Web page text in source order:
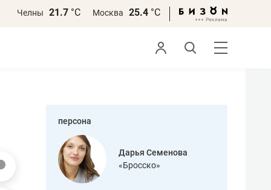
Челны 21.7 °С Москва 25.4 °С
персона
Дарья Семенова
«Бросско»